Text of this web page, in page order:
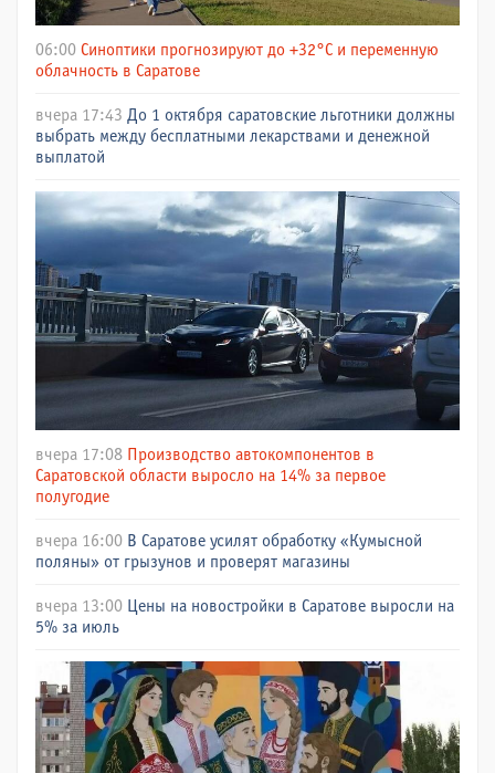
06:00 Синоптики прогнозируют до +32°C и переменную
облачность в Саратове
вчера 17:43 До 1 октября саратовские льготники должны
выбрать между бесплатными лекарствами и денежной
выплатой
вчера 17:08 Производство автокомпонентов в
Саратовской области выросло на 14% за первое
полугодие
вчера 16:00 В Саратове усилят обработку «Кумысной
поляны» от грызунов и проверят магазины
вчера 13:00 Цены на новостройки в Саратове выросли на
5% за июль